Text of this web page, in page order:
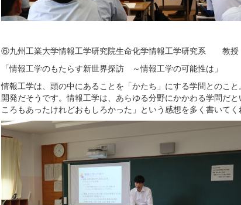
⑥九州工業大学情報工学研究院生命化学情報工学研究系
「情報工学のもたらす新世界探訪 ～情報工学の可能性は」
情報工学は、頭の中にあることを「かたち」にする学問とのこ
開発だそうです。情報工学は、あらゆる分野にかかわる学問だ
ころもあったけれどおもしろかった」という感想を多く書いてく